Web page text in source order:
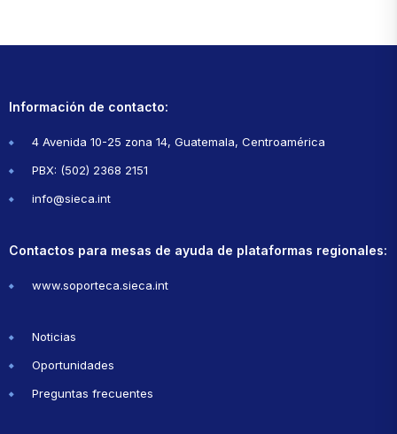
Información de contacto:
4 Avenida 10-25 zona 14, Guatemala, Centroamérica
PBX: (502) 2368 2151
info@sieca.int
Contactos para mesas de ayuda de plataformas regionales:
www.soporteca.sieca.int
Noticias
Oportunidades
Preguntas frecuentes